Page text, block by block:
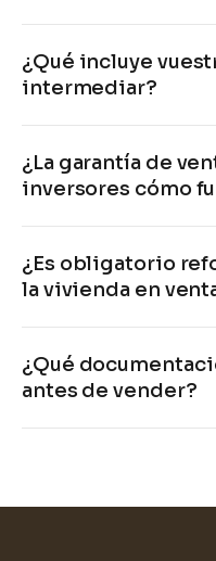
¿Qué incluye
intermediar?
¿La garantía de
inversores cómo
¿Es obligatorio
la vivienda en
¿Qué
antes de vender?